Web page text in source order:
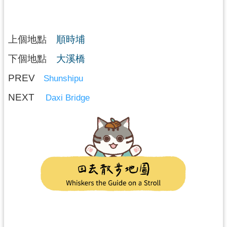
上個地點 順時埔
下個地點 大溪橋
PREV
Shunshipu
NEXT Daxi Bridge